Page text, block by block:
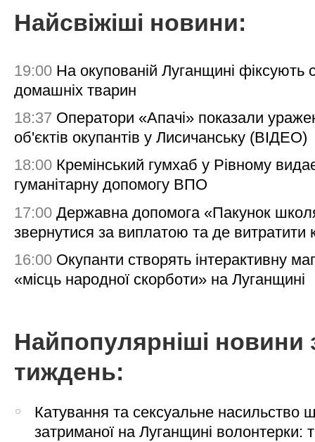
Найсвіжіші новини:
19:00 На окупованій Луганщині фіксують
домашніх тварин
18:37 Оператори «Апачі» показали
об'єктів окупантів у Лисичанську (ВІДЕО)
18:00 Кремінський гумхаб у Рівному
гуманітарну допомогу ВПО
17:00 Державна допомога «Пакунок
звернутися за виплатою та де витратити
16:00 Окупанти створять інтерактивну
«місць народної скорботи» на Луганщині
Найпопулярніші новини
тиждень:
Катування та сексуальне насильство
затриманої на Луганщині волонтерки: